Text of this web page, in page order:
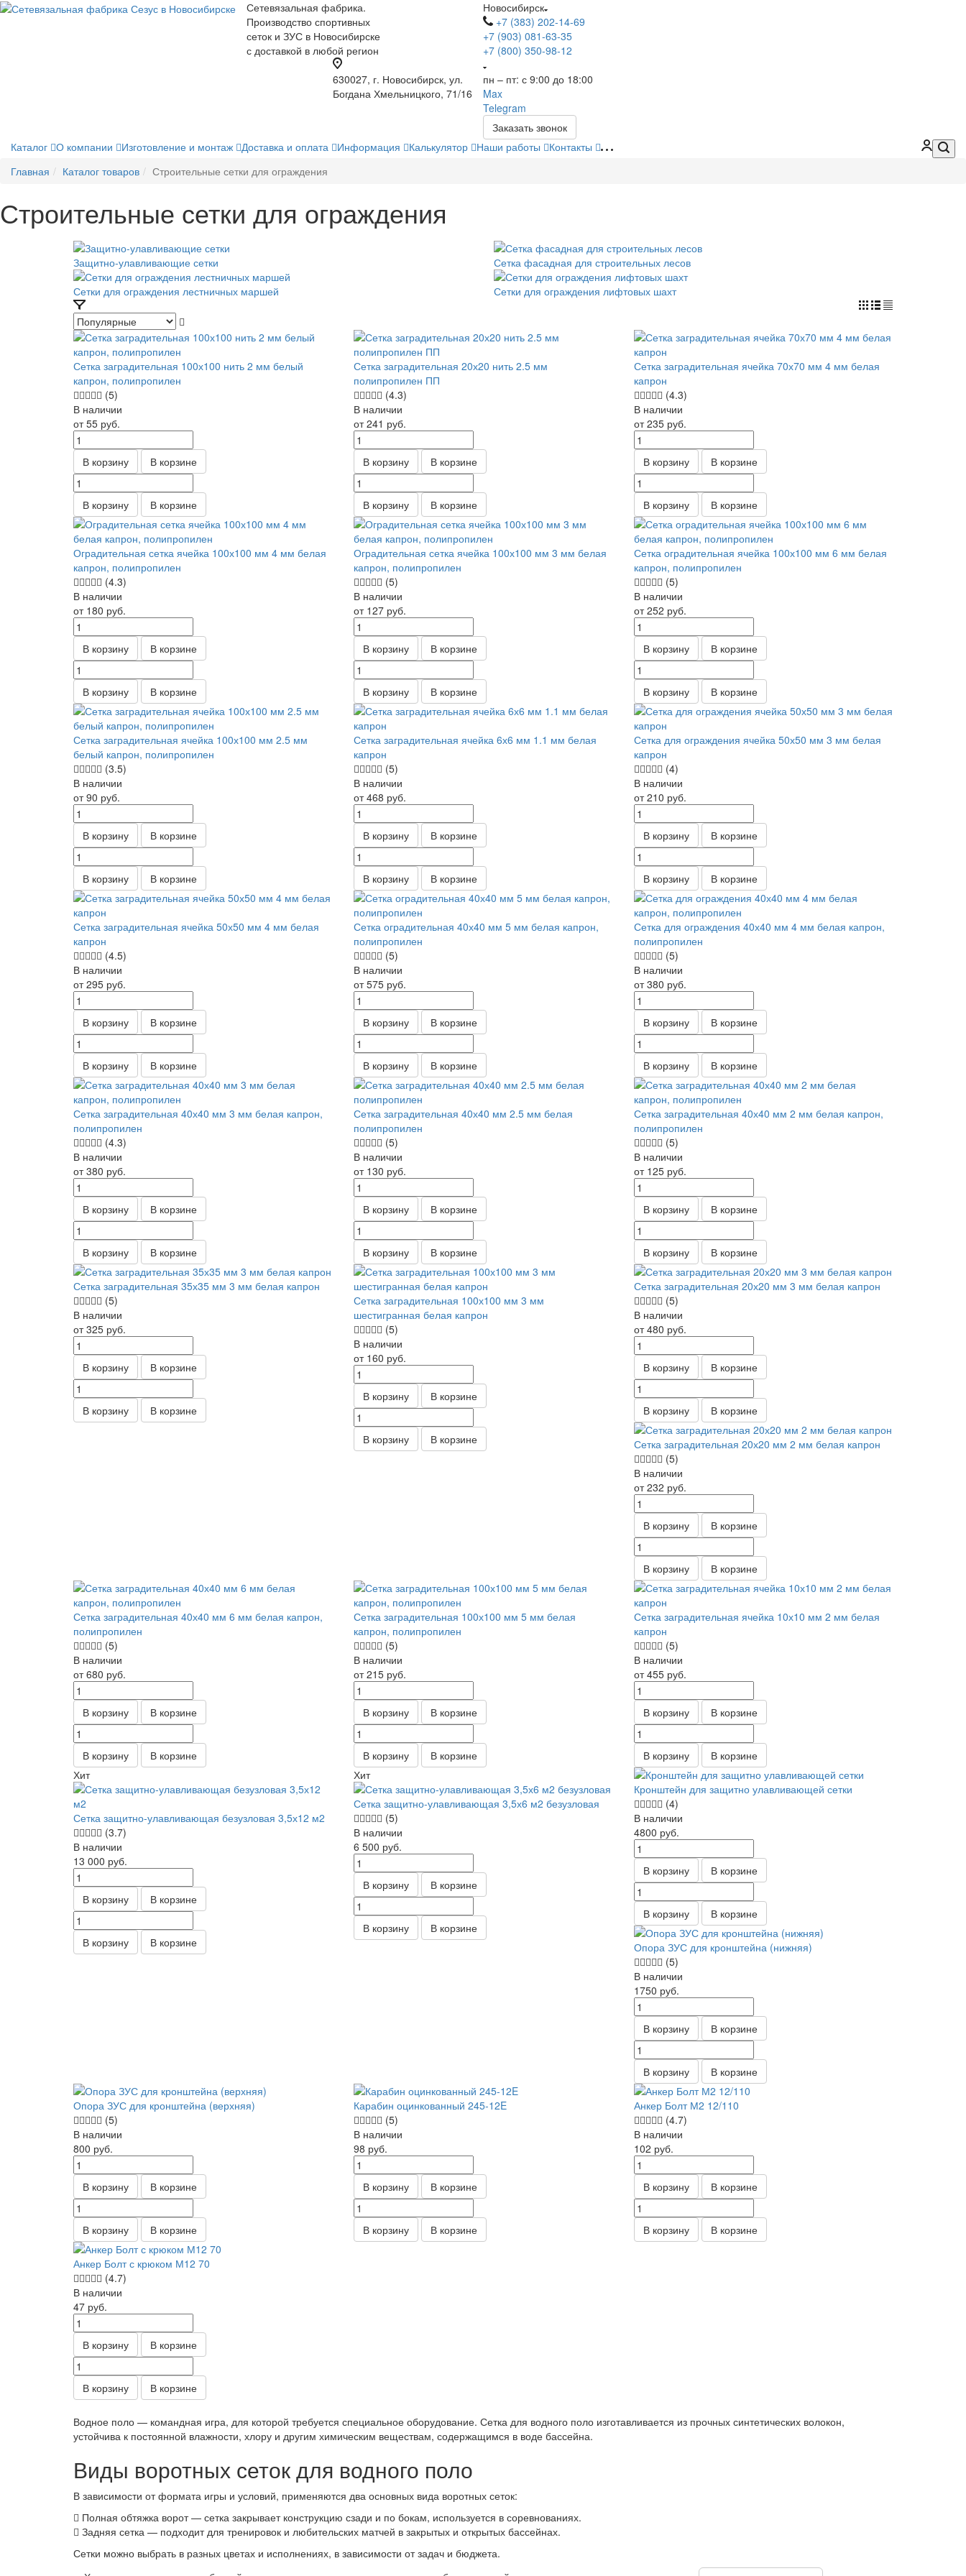
Сетевязальная фабрика.
Производство спортивных
сеток и ЗУС в Новосибирске
с доставкой в любой регион
Новосибирск
+7 (383) 202-14-69
+7 (903) 081-63-35
+7 (800) 350-98-12
пн – пт: с 9:00 до 18:00
Max
Telegram
Заказать звонок
630027, г. Новосибирск, ул.
Богдана Хмельницкого, 71/16
Каталог О компании Изготовление и монтаж Доставка и оплата Информация Калькулятор Наши работы
Контакты
Главная
Каталог товаров Строительные сетки для ограждения
Строительные сетки для ограждения
Защитно-улавливающие сетки
Сетка фасадная для строительных лесов
Сетки для ограждения лестничных маршей
Сетки для ограждения лифтовых шахт
Сетка заградительная 100х100 нить 2 мм белый
капрон, полипропилен
(5)
В наличии
от 55 руб.
В корзину В корзине
В корзину В корзине
Сетка заградительная 20х20 нить 2.5 мм
полипропилен ПП
(4.3)
В наличии
от 241 руб.
В корзину В корзине
В корзину В корзине
Сетка заградительная ячейка 70х70 мм 4 мм белая
капрон
(4.3)
В наличии
от 235 руб.
В корзину В корзине
В корзину В корзине
Оградительная сетка ячейка 100х100 мм 4 мм белая
капрон, полипропилен
(4.3)
В наличии
от 180 руб.
В корзину В корзине
В корзину В корзине
Оградительная сетка ячейка 100х100 мм 3 мм белая
капрон, полипропилен
(5)
В наличии
от 127 руб.
В корзину В корзине
В корзину В корзине
Сетка оградительная ячейка 100х100 мм 6 мм белая
капрон, полипропилен
(5)
В наличии
от 252 руб.
В корзину В корзине
В корзину В корзине
Сетка заградительная ячейка 100х100 мм 2.5 мм
белый капрон, полипропилен
(3.5)
В наличии
от 90 руб.
В корзину В корзине
В корзину В корзине
Сетка заградительная ячейка 6х6 мм 1.1 мм белая
капрон
(5)
В наличии
от 468 руб.
В корзину В корзине
В корзину В корзине
Сетка для ограждения ячейка 50х50 мм 3 мм белая
капрон
(4)
В наличии
от 210 руб.
В корзину В корзине
В корзину В корзине
Сетка заградительная ячейка 50х50 мм 4 мм белая
капрон
(4.5)
В наличии
от 295 руб.
В корзину В корзине
В корзину В корзине
Сетка оградительная 40х40 мм 5 мм белая капрон,
полипропилен
(5)
В наличии
от 575 руб.
В корзину В корзине
В корзину В корзине
Сетка для ограждения 40х40 мм 4 мм белая капрон,
полипропилен
(5)
В наличии
от 380 руб.
В корзину В корзине
В корзину В корзине
Сетка заградительная 40х40 мм 3 мм белая капрон,
полипропилен
(4.3)
В наличии
от 380 руб.
В корзину В корзине
В корзину В корзине
Сетка заградительная 40х40 мм 2.5 мм белая
полипропилен
(5)
В наличии
от 130 руб.
В корзину В корзине
В корзину В корзине
Сетка заградительная 40х40 мм 2 мм белая капрон,
полипропилен
(5)
В наличии
от 125 руб.
В корзину В корзине
В корзину В корзине
Сетка заградительная 35х35 мм 3 мм белая капрон
(5)
В наличии
от 325 руб.
В корзину В корзине
В корзину В корзине
Сетка заградительная 100х100 мм 3 мм
шестигранная белая капрон
(5)
В наличии
от 160 руб.
В корзину В корзине
В корзину В корзине
Сетка заградительная 20х20 мм 3 мм белая капрон
(5)
В наличии
от 480 руб.
В корзину В корзине
В корзину В корзине
Сетка заградительная 20х20 мм 2 мм белая капрон
(5)
В наличии
от 232 руб.
В корзину В корзине
В корзину В корзине
Сетка заградительная 40х40 мм 6 мм белая капрон,
полипропилен
(5)
В наличии
от 680 руб.
В корзину В корзине
В корзину В корзине
Сетка заградительная 100х100 мм 5 мм белая
капрон, полипропилен
(5)
В наличии
от 215 руб.
В корзину В корзине
В корзину В корзине
Сетка заградительная ячейка 10х10 мм 2 мм белая
капрон
(5)
В наличии
от 455 руб.
В корзину В корзине
В корзину
В корзине
Хит
Сетка защитно-улавливающая безузловая 3,5х12 м2
(3.7)
В наличии
13 000 руб.
В корзину В корзине
В корзину В корзине
Хит
Сетка защитно-улавливающая 3,5х6 м2 безузловая
(5)
В наличии
6 500 руб.
В корзину В корзине
В корзину В корзине
Кронштейн для защитно улавливающей сетки
(4)
В наличии
4800 руб.
В корзину В корзине
В корзину В корзине
Опора ЗУС для кронштейна (нижняя)
(5)
В наличии
1750 руб.
В корзину В корзине
В корзину В корзине
Опора ЗУС для кронштейна (верхняя)
(5)
В наличии
800 руб.
В корзину В корзине
В корзину В корзине
Карабин оцинкованный 245-12E
(5)
В наличии
98 руб.
В корзину В корзине
В корзину В корзине
Анкер Болт М2 12/110
(4.7)
В наличии
102 руб.
В корзину В корзине
В корзину В корзине
Анкер Болт с крюком М12 70
(4.7)
В наличии
47 руб.
В корзину В корзине
В корзину В корзине
Водное поло — командная игра, для которой требуется специальное оборудование. Сетка для водного поло изготавливается из прочных синтетических волокон,
устойчива к постоянной влажности, хлору и другим химическим веществам, содержащимся в воде бассейна.
Виды воротных сеток для водного поло
В зависимости от формата игры и условий, применяются два основных вида воротных сеток:
Полная обтяжка ворот — сетка закрывает конструкцию сзади и по бокам, используется в соревнованиях.
Задняя сетка — подходит для тренировок и любительских матчей в закрытых и открытых бассейнах.
Сетки можно выбрать в разных цветах и исполнениях, в зависимости от задач и бюджета.